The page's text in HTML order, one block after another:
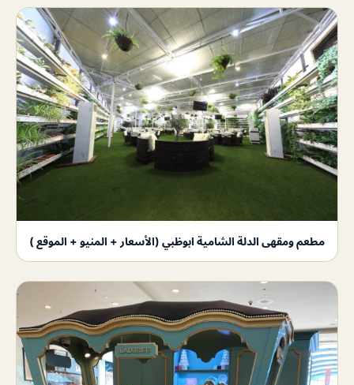
مطعم ومقهى الدلة الشامية ابوظبي (الأسعار + المنيو + الموقع )